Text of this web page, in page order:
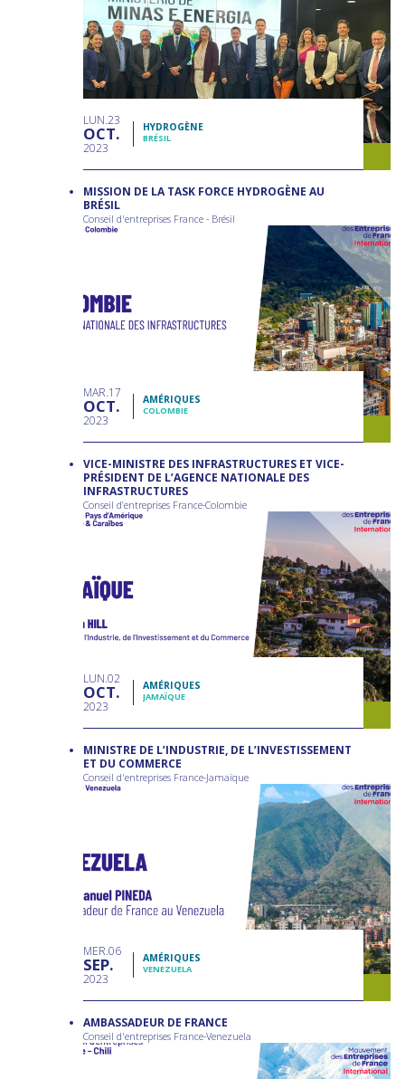
LUN 23
OCT
2023
HYDROGÈNE
BRÉSIL
MISSION DE LA TASK FORCE HYDROGÈNE AU
BRÉSIL
Conseil d'entreprises France - Brésil
MAR 17
OCT
2023
AMÉRIQUES
COLOMBIE
VICE-MINISTRE DES INFRASTRUCTURES ET VICE-
PRÉSIDENT DE L’AGENCE NATIONALE DES
INFRASTRUCTURES
Conseil d’entreprises France-Colombie
LUN 02
OCT
2023
AMÉRIQUES
JAMAÏQUE
MINISTRE DE L’INDUSTRIE, DE L’INVESTISSEMENT
ET DU COMMERCE
Conseil d'entreprises France-Jamaïque
MER 06
SEP
2023
AMÉRIQUES
VENEZUELA
AMBASSADEUR DE FRANCE
Conseil d'entreprises France-Venezuela